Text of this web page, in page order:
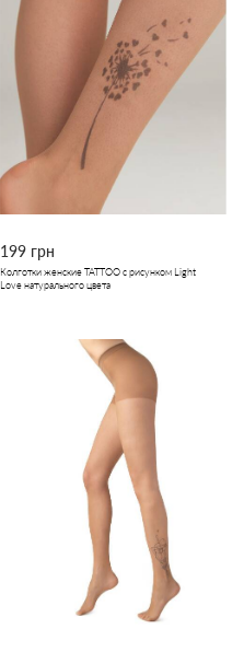
199 грн
Колготки женские TATTOO с рисунком Light
Love натурального цвета